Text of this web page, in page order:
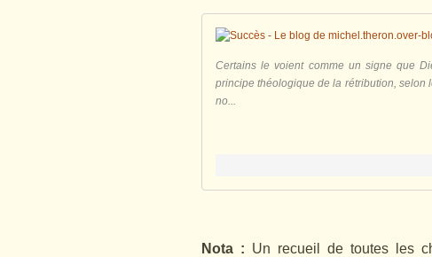
Certains le voient comme un signe que
principe théologique de la rétribution, selon
no...
Nota : Un recueil de toutes les